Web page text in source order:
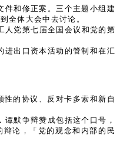
件和修正案。三个主题小组建
全体大会中去讨论。
人党第七届全国会议和党的第
进出口资本活动的管制和在汇
的协议、反对卡多索和新自
默争辩赞成包括这个口号，
论，「党的观念和内部的民